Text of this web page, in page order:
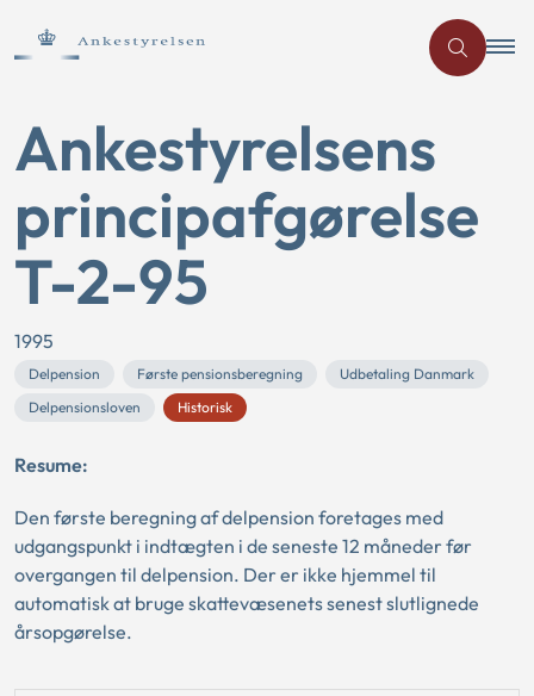
Ankestyrelsens
principafgørelse
T-2-95
1995
Delpension Første pensionsberegning
Udbetaling Danmark
Delpensionsloven
Historisk
Resume:
Den første beregning af delpension foretages med
udgangspunkt i indtægten i de seneste 12 måneder før
overgangen til delpension. Der er ikke hjemmel til
automatisk at bruge skattevæsenets senest slutlignede
årsopgørelse.